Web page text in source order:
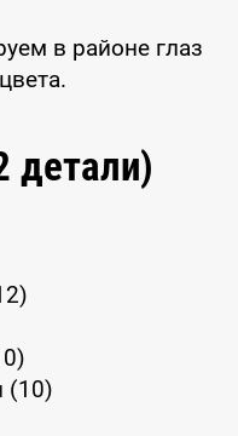
в районе глаз
детали)
(10)